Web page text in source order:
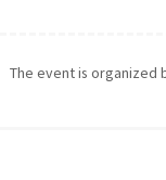
The event is organized